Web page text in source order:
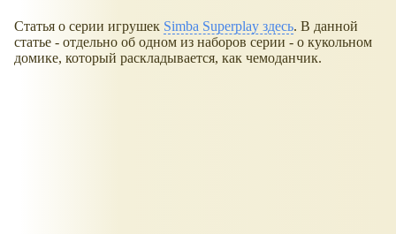
Статья о серии игрушек Simba Superplay здесь. В данной
статье - отдельно об одном из наборов серии - о кукольном
домике, который раскладывается, как чемоданчик.